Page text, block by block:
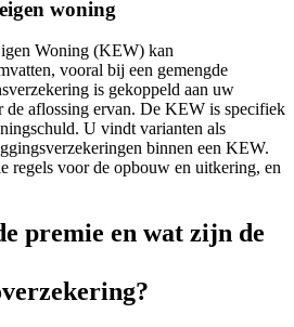
woning
Woning (KEW) kan
vooral bij een gemengde
is gekoppeld aan uw
de aflossing ervan. De KEW is specifiek
U vindt varianten als
binnen een KEW.
regels voor de opbouw en uitkering, en
premie en wat zijn de